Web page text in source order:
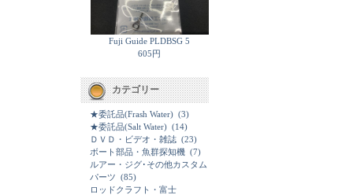
Fuji Guide PLDBSG 5
605円
カテゴリー
★委託品(Frash Water) (3)
★委託品(Salt Water) (14)
ＤＶＤ・ビデオ・雑誌 (23)
ボート部品・魚群探知機 (7)
ルアー・ジグ･その他カスタム
パーツ (85)
ロッドクラフト・富士